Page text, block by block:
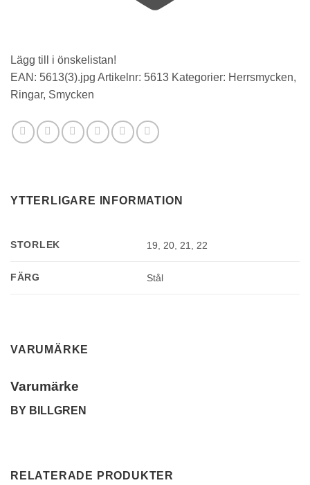
Lägg till i önskelistan!
EAN: 5613(3).jpg Artikelnr: 5613 Kategorier: Herrsmycken,
Ringar, Smycken
YTTERLIGARE INFORMATION
STORLEK 19 20 21 22
FÄRG Stål
VARUMÄRKE
Varumärke
BY BILLGREN
RELATERADE PRODUKTER